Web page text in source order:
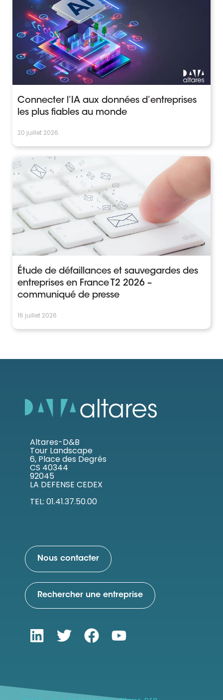
Connecter l’IA aux données d’entreprises
les plus fiables au monde
20 juillet 2026
Étude de défaillances et sauvegardes des
entreprises en France T2 2026 –
communiqué de presse
16 juillet 2026
Altares-D&B
Tour Landscape
6, Place des Degrés
CS 40344
92045
LA DEFENSE CEDEX
TEL: 01.41.37.50.00
Nous contacter
Rechercher une entreprise